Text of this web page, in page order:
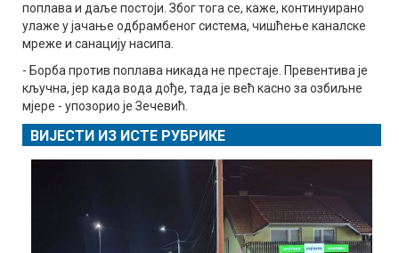
поплава и даље постоји. Због тога се, каже, континуирано
улаже у јачање одбрамбеног система, чишћење каналске
мреже и санацију насипа.
- Борба против поплава никада не престаје. Превентива је
кључна, јер када вода дође, тада је већ касно за озбиљне
мјере - упозорио је Зечевић.
ВИЈЕСТИ ИЗ ИСТЕ РУБРИКЕ